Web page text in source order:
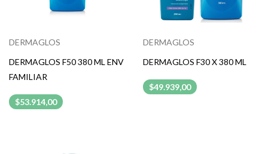
DERMAGLOS
DERMAGLOS F50 380 ML ENV
FAMILIAR
$53.914,00
DERMAGLOS
DERMAGLOS F30 X 380 ML
$49.939,00